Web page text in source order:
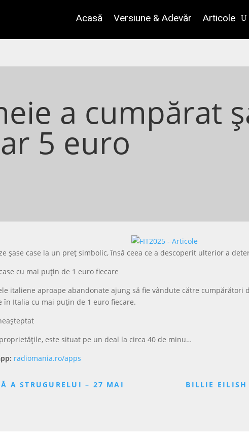
Acasă Versiune & Adevăr Articole
a cumpărat
5 euro
șase case la un preț simbolic, însă ceea ce a descoperit ulterior a
cu mai puțin de 1 euro fiecare
italiene aproape abandonate ajung să fie vândute către cumpărători
în Italia cu mai puțin de 1 euro fiecare.
este situat pe un deal la circa 40 de minu…
radiomania.ro/apps
A STRUGURELUI – 27 MAI BILLIE EILISH